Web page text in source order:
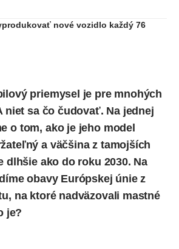
nové vozidlo každý 76
priemysel je pre mnohých
niet sa čo čudovať. Na jednej
o tom, ako je jeho model
a väčšina z tamojších
dlhšie ako do roku 2030. Na
obavy Európskej únie z
na ktoré nadväzovali mastné
je?